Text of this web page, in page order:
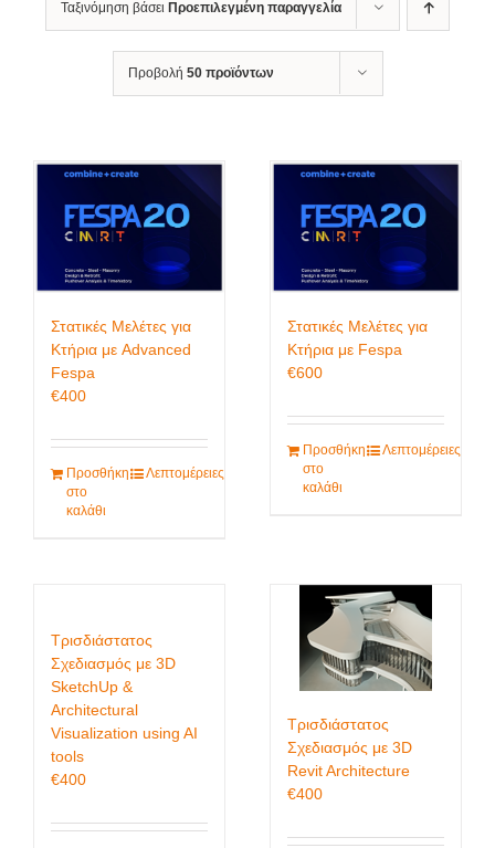
Ταξινόμηση βάσει Προεπιλεγμένη παραγγελία
Προβολή 50 προϊόντων
Στατικές Μελέτες για
Κτήρια με Advanced
Fespa
€400
Προσθήκη
στο
καλάθι
Λεπτομέρειες
Στατικές Μελέτες για
Κτήρια με Fespa
€600
Προσθήκη
στο
καλάθι
Λεπτομέρειες
Τρισδιάστατος
Σχεδιασμός με 3D
SketchUp &
Architectural
Visualization using AI
tools
€400
Τρισδιάστατος
Σχεδιασμός με 3D
Revit Architecture
€400